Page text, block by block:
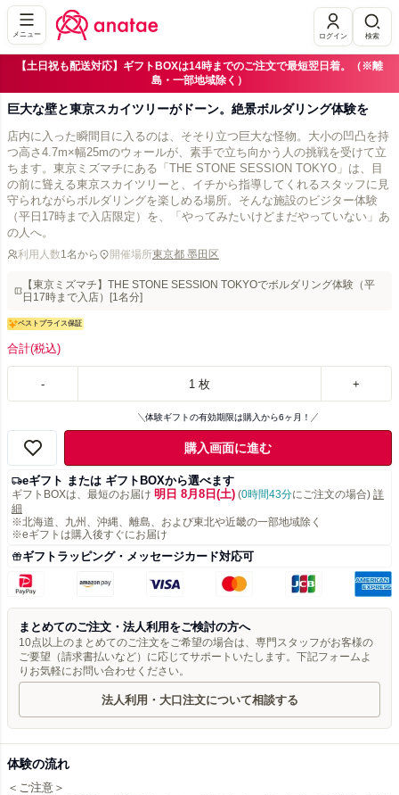
メニュー ログイン 検索
【土日祝も配送対応】ギフトBOXは14時までのご注文で最短翌日着。（※離
島・一部地域除く）
巨大な壁と東京スカイツリーがドーン。絶景ボルダリング体験を
店内に入った瞬間目に入るのは、そそり立つ巨大な怪物。大小の凹凸を持
つ高さ4.7m×幅25mのウォールが、素手で立ち向かう人の挑戦を受けて立
ちます。東京ミズマチにある「THE STONE SESSION TOKYO」は、目
の前に聳える東京スカイツリーと、イチから指導してくれるスタッフに見
守られながらボルダリングを楽しめる場所。そんな施設のビジター体験
（平日17時まで入店限定）を、「やってみたいけどまだやっていない」あ
の人へ。
利用人数1名から 開催場所東京都 墨田区
【東京ミズマチ】THE STONE SESSION TOKYOでボルダリング体験（平
日17時まで入店）[1名分]
ベストプライス保証
合計(税込)
- 1 枚 +
体験ギフトの有効期限は購入から6ヶ月！
購入画面に進む
eギフト または ギフトBOXから選べます
ギフトBOXは、最短のお届け 明日 8月8日(土) (0時間43分にご注文の場合) 詳
細
※北海道、九州、沖縄、離島、および東北や近畿の一部地域除く
※eギフトは購入後すぐにお届け
ギフトラッピング・メッセージカード対応可
まとめてのご注文・法人利用をご検討の方へ
10点以上のまとめてのご注文をご希望の場合は、専門スタッフがお客様の
ご要望（請求書払いなど）に応じてサポートいたします。下記フォームよ
りお気軽にお問い合わせください。
法人利用・大口注文について相談する
体験の流れ
＜ご注意＞